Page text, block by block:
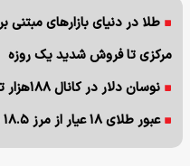
طلا در دنیای بازارهای
مرکزی تا فروش شدید یک روزه
نوسان دلار در کانال ۱۸۸هزار تومان
عبور طلای ۱۸ عیار از مرز ۱۸.۵ میلیون